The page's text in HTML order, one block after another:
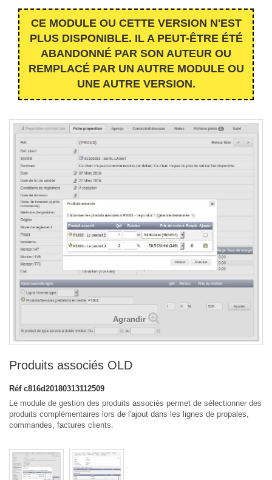
CE MODULE OU CETTE VERSION N'EST
PLUS DISPONIBLE. IL A PEUT-ÊTRE ÉTÉ
ABANDONNÉ PAR SON AUTEUR OU
REMPLACÉ PAR UN AUTRE MODULE OU
UNE AUTRE VERSION.
Agrandir
Produits associés OLD
Réf c816d20180313112509
Le module de gestion des produits associés permet de sélectionner des
produits complémentaires lors de l'ajout dans les lignes de propales,
commandes, factures clients.